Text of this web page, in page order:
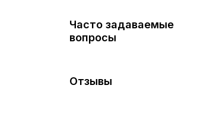
Часто задаваемые
вопросы
Отзывы